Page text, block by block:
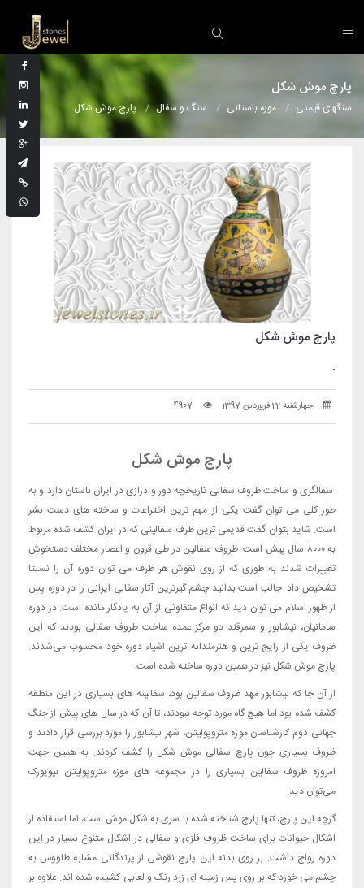
پارچ موش شکل
سنگهای قیمتی موزه باستانی سنگ و سفال پارچ موش شکل
پارچ موش شکل
.
چهارشنبه 22 فروردین 1397 4907
پارچ موش شکل
سفالگری و ساخت ظروف سفالی تاریخچه دور و درازی در ایران باستان دارد و به
طور کلی می توان گفت یکی از مهم ترین اختراعات و ساخته های دست بشر
است. شاید بتوان گفت قدیمی ترین ظرف سفالینی که در ایران کشف شده مربوط
به ۸۰۰۰ سال پیش است. ظروف سفالین در طی قرون و اعصار مختلف دستخوش
تغییرات شدند به طوری که از روی نقوش هر ظرف می توان دوره آن را نسبتا
تشخیص داد. جالب است بدانید چشم گیرترین آثار سفالی ایرانی را در دوره پس
از ظهور اسلام می توان دید که انواع متفاوتی از آن به یادگار مانده است. در دوره
سامانیان، نیشابور و سمرقند دو مرکز عمده ساخت ظروف سفالی بودند که این
ظروف یکی از رایج ترین و هنرمندانه ترین اشیاء دوره خود محسوب می‌شدند.
پارچ موش شکل نیز در همین دوره ساخته شده است.
از آن جا که نیشابور مهد ظروف سفالین بود، سفالینه های بسیاری در این منطقه
کشف شده بود اما هیچ گاه مورد توجه نبودند، تا آن که در سال های پیش از جنگ
جهانی دوم کارشناسان موزه متروپولیتن، شهر نیشابور را مورد بررسی قرار دادند و
ظروف بسیاری چون پارچ سفالی موش شکل را کشف کردند. به همین جهت
امروزه ظروف سفالین بسیاری را در مجموعه‌ های موزه متروپولیتن نیویورک
می‌توان دید.
گرچه این پارچ، تنها پارچ شناخته شده با سری به شکل موش است، اما استفاده از
اشکال حیوانات برای ساخت ظروف فلزی و سفالی در اشکال متنوع بسیار در این
دوره رواج داشت. بر روی بدنه این پارچ نقوشی از پرندگانی مشابه طاووس به
چشم می خورد که بر روی پس زمینه ای زرد رنگ و لعابی کشیده شده اند. علاوه بر